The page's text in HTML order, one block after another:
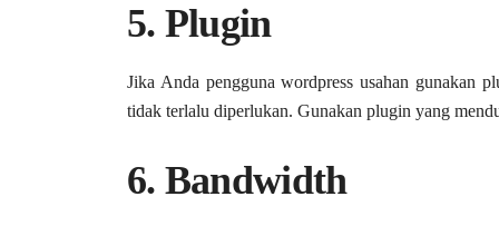
5. Plugin
Jika Anda pengguna wordpress usahan gunakan
tidak terlalu diperlukan. Gunakan plugin yang
6. Bandwidth